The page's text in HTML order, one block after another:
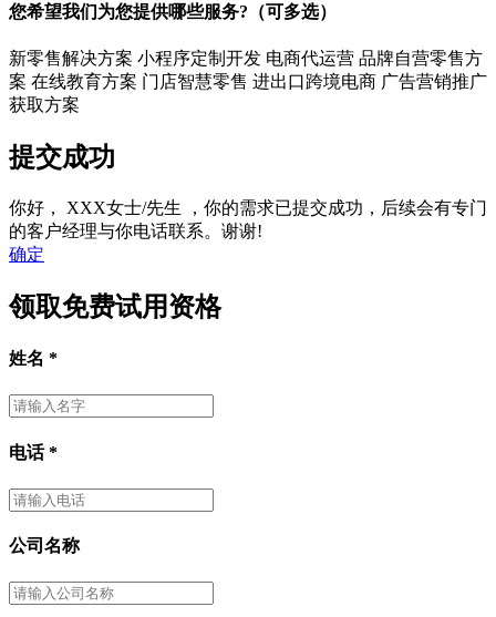
您希望我们为您提供哪些服务?（可多选）
新零售解决方案 小程序定制开发 电商代运营 品牌自营零售方
案 在线教育方案 门店智慧零售 进出口跨境电商 广告营销推广
获取方案
提交成功
你好， XXX女士/先生
，你的需求已提交成功，后续会有专门
的客户经理与你电话联系。谢谢!
确定
领取免费试用资格
姓名 *
电话*
公司名称